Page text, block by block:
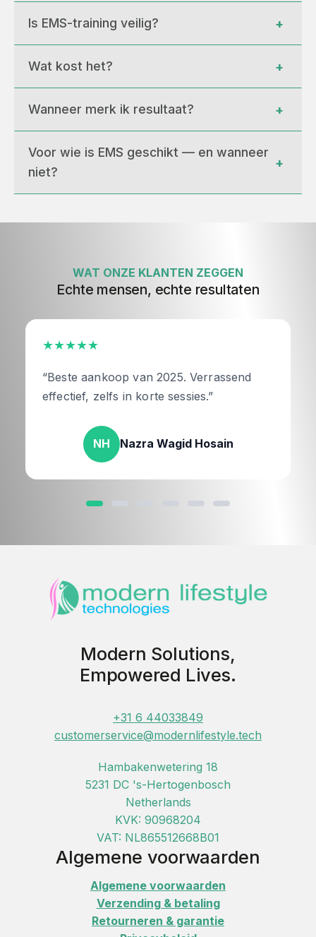
Is EMS-training veilig? +
Wat kost het? +
Wanneer merk ik resultaat? +
Voor wie is EMS geschikt — en wanneer
niet?
+
WAT ONZE KLANTEN ZEGGEN
Echte mensen, echte resultaten
★★★★★
“Beste aankoop van 2025. Verrassend
effectief, zelfs in korte sessies.”
NH Nazra Wagid Hosain
Modern Solutions,
Empowered Lives.
+31 6 44033849
customerservice@modernlifestyle.tech
Hambakenwetering 18
5231 DC 's-Hertogenbosch
Netherlands
KVK: 90968204
VAT: NL865512668B01
Algemene voorwaarden
Algemene voorwaarden
Verzending & betaling
Retourneren & garantie